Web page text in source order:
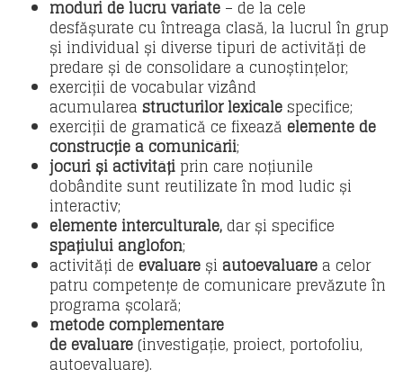
moduri de lucru variate – de la cele
desfășurate cu întreaga clasă, la lucrul în grup
și individual și diverse tipuri de activități de
predare și de consolidare a cunoștințelor;
exerciții de vocabular vizând
acumularea structurilor lexicalespecifice;
exerciții de gramatică ce fixează elemente de
construcție a comunicării;
jocuri și activitățiprin care noțiunile
dobândite sunt reutilizate în mod ludic și
interactiv;
elemente interculturale,dar și specifice
spațiului anglofon;
activități de evaluare și autoevaluare a celor
patru competențe de comunicare prevăzute în
programa școlară;
metodecomplementare
de evaluare(investigație, proiect, portofoliu,
autoevaluare).